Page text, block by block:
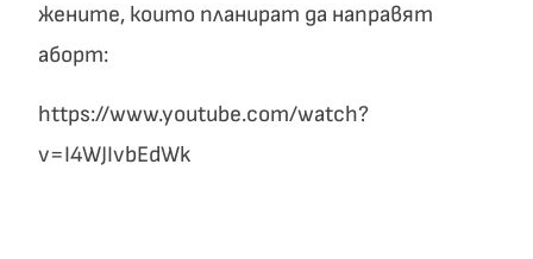
жените, които планират да направят
аборт:
https://www.youtube.com/watch?
v=I4WJIvbEdWk